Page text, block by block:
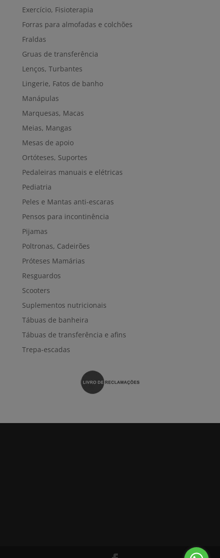
Exercício, Fisioterapia
Forras para almofadas e colchões
Fraldas
Gruas de transferência
Lenços, Turbantes
Lingerie, Fatos de banho
Manápulas
Marquesas, Macas
Meias, Mangas
Mesas de apoio
Ortóteses, Suportes
Pedaleiras manuais e elétricas
Pediatria
Peles e Mantas anti-escaras
Pensos para incontinência
Pijamas
Poltronas, Cadeirões
Próteses Mamárias
Resguardos
Scooters
Suplementos nutricionais
Tábuas de banheira
Tábuas de transferência e afins
Trepa-escadas